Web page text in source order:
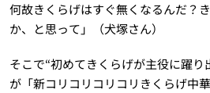
何故きくらげはすぐ無くなるんだ？
か、と思って」（犬塚さん）
そこで“初めてきくらげが主役に躍
が「新コリコリコリコリきくらげ中